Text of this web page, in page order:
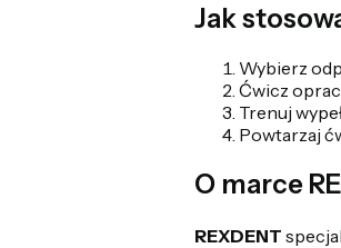
Jak
Wybierz
Ćwicz
Trenuj
Powtarzaj
O marce
REXDENT